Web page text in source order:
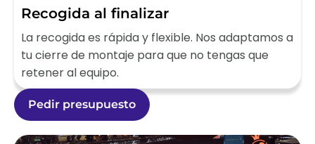
Recogida al finalizar
La recogida es rápida y flexible. Nos adaptamos a
tu cierre de montaje para que no tengas que
retener al equipo.
Pedir presupuesto